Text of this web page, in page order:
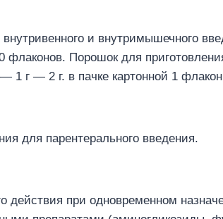
внутривенного и
флаконов. Порошок для
г — 2 г. в пачке картонной 1
для парентерального введения.
действия при одновременном